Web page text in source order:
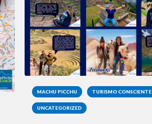
MACHU PICCHU TURISMO CONSCIENTE
UNCATEGORIZED